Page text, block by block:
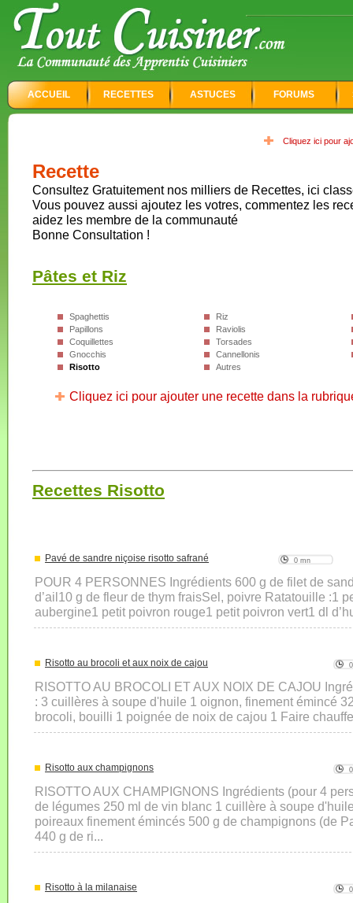
ACCUEIL RECETTES ASTUCES FORUMS
Cliquez ici pour
Recette
Consultez Gratuitement nos milliers de Recettes, ici
Vous pouvez aussi ajoutez les votres, commentez les
aidez les membre de la communauté
Bonne Consultation !
Pâtes et Riz
Spaghettis
Riz
Papillons
Raviolis
Coquillettes
Torsades
Gnocchis
Cannellonis
Risotto
Autres
Cliquez ici pour ajouter une recette dans la
Recettes Risotto
Pavé de sandre niçoise risotto safrané 0 mn
POUR 4 PERSONNES Ingrédients 600 g de filet de
d’ail10 g de fleur de thym fraisSel, poivre Ratatouille :1
aubergine1 petit poivron rouge1 petit poivron vert1 dl
Risotto au brocoli et aux noix de cajou
RISOTTO AU BROCOLI ET AUX NOIX DE CAJOU
: 3 cuillères à soupe d'huile 1 oignon, finement émincé
brocoli, bouilli 1 poignée de noix de cajou 1 Faire
Risotto aux champignons
RISOTTO AUX CHAMPIGNONS Ingrédients (pour 4
de légumes 250 ml de vin blanc 1 cuillère à soupe
poireaux finement émincés 500 g de champignons (de
440 g de ri...
Risotto à la milanaise